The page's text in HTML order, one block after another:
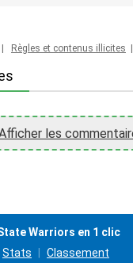
Règles et contenus illicites
les
Warriors en 1 clic
Stats Classement